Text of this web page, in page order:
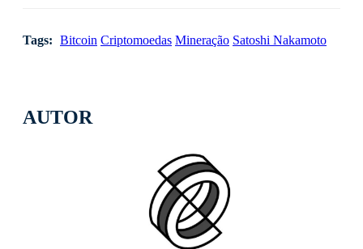
AUTOR
Tags: Bitcoin Criptomoedas Mineração Satoshi Nakamoto